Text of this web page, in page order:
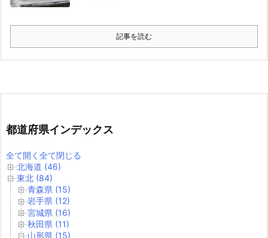
記事を読む
都道府県インデックス
全て開く 全て閉じる
北海道 (46)
東北 (84)
青森県 (15)
岩手県 (12)
宮城県 (16)
秋田県 (11)
山形県 (15)